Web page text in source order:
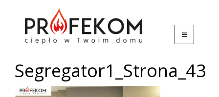
Segregator1_Strona_43